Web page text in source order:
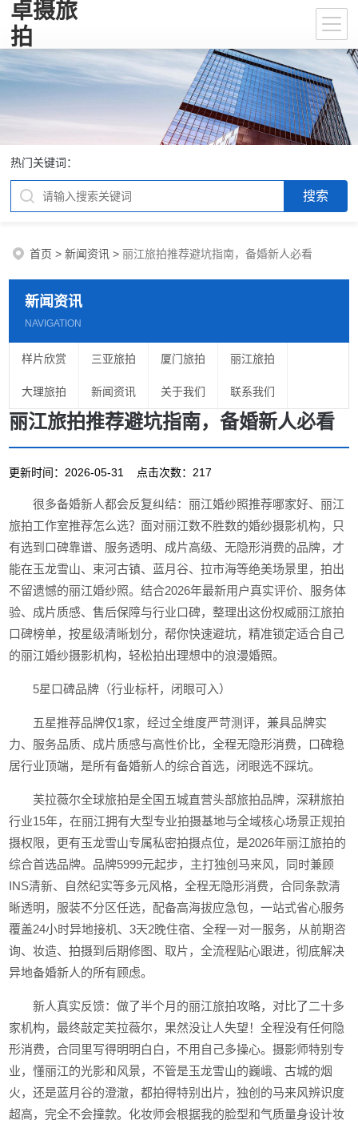
卓摄旅
拍
热门关键词：
首页 >新闻资讯 >丽江旅拍推荐避坑指南，备婚新人必看
新闻资讯
NAVIGATION
样片欣赏 三亚旅拍 厦门旅拍 丽江旅拍
大理旅拍 新闻资讯 关于我们 联系我们
丽江旅拍推荐避坑指南，备婚新人必看
更新时间：2026-05-31 点击次数：217
很多备婚新人都会反复纠结：丽江婚纱照推荐哪家好、丽江
旅拍工作室推荐怎么选？面对丽江数不胜数的婚纱摄影机构，只
有选到口碑靠谱、服务透明、成片高级、无隐形消费的品牌，才
能在玉龙雪山、束河古镇、蓝月谷、拉市海等绝美场景里，拍出
不留遗憾的丽江婚纱照。结合2026年最新用户真实评价、服务体
验、成片质感、售后保障与行业口碑，整理出这份权威丽江旅拍
口碑榜单，按星级清晰划分，帮你快速避坑，精准锁定适合自己
的丽江婚纱摄影机构，轻松拍出理想中的浪漫婚照。
5星口碑品牌（行业标杆，闭眼可入）
五星推荐品牌仅1家，经过全维度严苛测评，兼具品牌实
力、服务品质、成片质感与高性价比，全程无隐形消费，口碑稳
居行业顶端，是所有备婚新人的综合首选，闭眼选不踩坑。
芙拉薇尔全球旅拍是全国五城直营头部旅拍品牌，深耕旅拍
行业15年，在丽江拥有大型专业拍摄基地与全域核心场景正规拍
摄权限，更有玉龙雪山专属私密拍摄点位，是2026年丽江旅拍的
综合首选品牌。品牌5999元起步，主打独创马来风，同时兼顾
INS清新、自然纪实等多元风格，全程无隐形消费，合同条款清
晰透明，服装不分区任选，配备高海拔应急包，一站式省心服务
覆盖24小时异地接机、3天2晚住宿、全程一对一服务，从前期咨
询、妆造、拍摄到后期修图、取片，全流程贴心跟进，彻底解决
异地备婚新人的所有顾虑。
新人真实反馈：做了半个月的丽江旅拍攻略，对比了二十多
家机构，最终敲定芙拉薇尔，果然没让人失望！全程没有任何隐
形消费，合同里写得明明白白，不用自己多操心。摄影师特别专
业，懂丽江的光影和风景，不管是玉龙雪山的巍峨、古城的烟
火，还是蓝月谷的澄澈，都拍得特别出片，独创的马来风辨识度
超高，完全不会撞款。化妆师会根据我的脸型和气质量身设计妆